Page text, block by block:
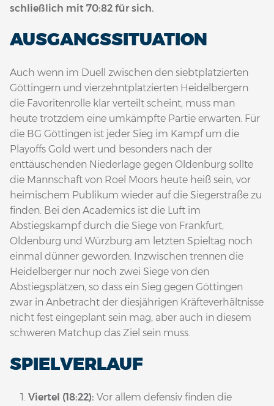
schließlich mit 70:82 für sich.
AUSGANGSSITUATION
Auch wenn im Duell zwischen den siebtplatzierten
Göttingern und vierzehntplatzierten Heidelbergern
die Favoritenrolle klar verteilt scheint, muss man
heute trotzdem eine umkämpfte Partie erwarten. Für
die BG Göttingen ist jeder Sieg im Kampf um die
Playoffs Gold wert und besonders nach der
enttäuschenden Niederlage gegen Oldenburg sollte
die Mannschaft von Roel Moors heute heiß sein, vor
heimischem Publikum wieder auf die Siegerstraße zu
finden. Bei den Academics ist die Luft im
Abstiegskampf durch die Siege von Frankfurt,
Oldenburg und Würzburg am letzten Spieltag noch
einmal dünner geworden. Inzwischen trennen die
Heidelberger nur noch zwei Siege von den
Abstiegsplätzen, so dass ein Sieg gegen Göttingen
zwar in Anbetracht der diesjährigen Kräfteverhältnisse
nicht fest eingeplant sein mag, aber auch in diesem
schweren Matchup das Ziel sein muss.
SPIELVERLAUF
Viertel (18:22): Vor allem defensiv finden die